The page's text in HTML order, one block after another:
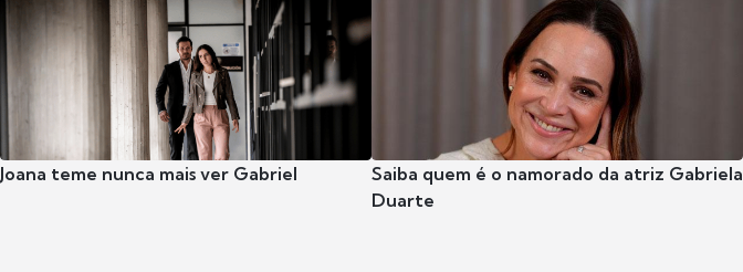
Joana teme nunca mais ver Gabriel
Saiba quem é o namorado da atriz Gabriela
Duarte